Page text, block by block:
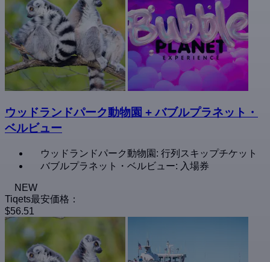
ウッドランドパーク動物園 + バブルプラネット・
ベルビュー
ウッドランドパーク動物園: 行列スキップチケット
バブルプラネット・ベルビュー: 入場券
NEW
Tiqets最安価格：
$56.51